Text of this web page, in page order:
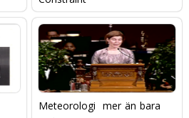
Meteorologi  mer än bara